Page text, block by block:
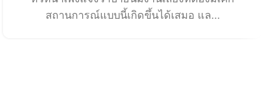
สถานการณ์แบบนี้เกิดขึ้นได้เสมอ แล...